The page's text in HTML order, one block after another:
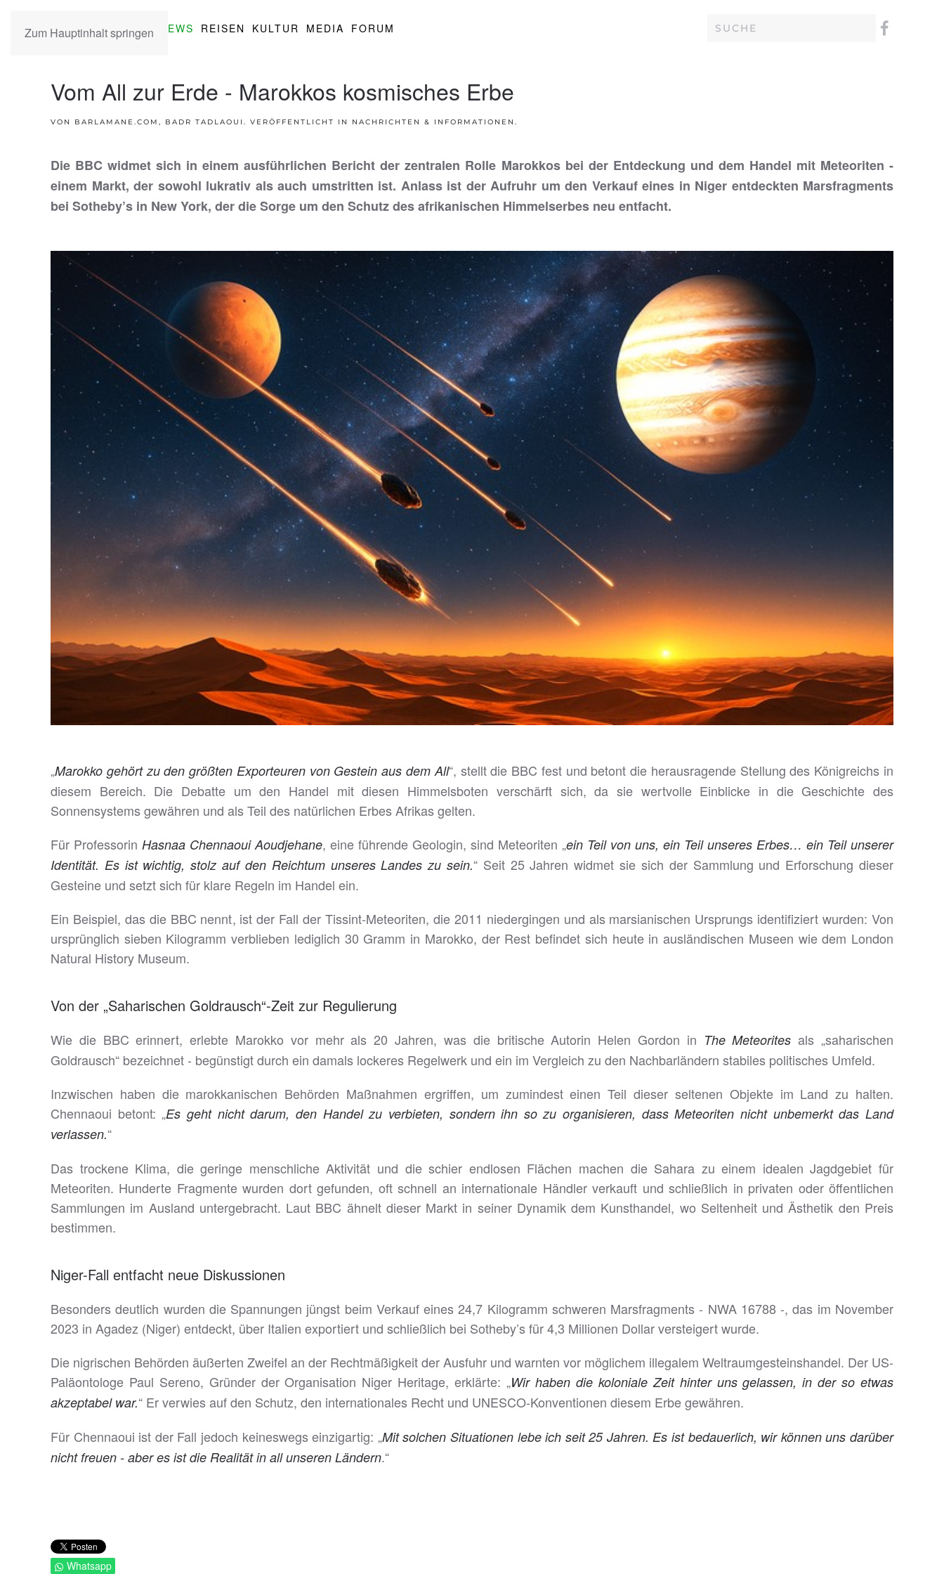
Zum Hauptinhalt springen NEWS REISEN KULTUR MEDIA FORUM
Vom All zur Erde - Marokkos kosmisches Erbe
VON BARLAMANE.COM, BADR TADLAOUI. VERÖFFENTLICHT IN NACHRICHTEN & INFORMATIONEN .
Die BBC widmet sich in einem ausführlichen Bericht der zentralen Rolle Marokkos bei der Entdeckung und dem Handel mit Meteoriten -
einem Markt, der sowohl lukrativ als auch umstritten ist. Anlass ist der Aufruhr um den Verkauf eines in Niger entdeckten Marsfragments
bei Sotheby’s in New York, der die Sorge um den Schutz des afrikanischen Himmelserbes neu entfacht.
„Marokko gehört zu den größten Exporteuren von Gestein aus dem All“, stellt die BBC fest und betont die herausragende Stellung des Königreichs in
diesem Bereich. Die Debatte um den Handel mit diesen Himmelsboten verschärft sich, da sie wertvolle Einblicke in die Geschichte des
Sonnensystems gewähren und als Teil des natürlichen Erbes Afrikas gelten.
Für Professorin Hasnaa Chennaoui Aoudjehane, eine führende Geologin, sind Meteoriten „ein Teil von uns, ein Teil unseres Erbes… ein Teil unserer
Identität. Es ist wichtig, stolz auf den Reichtum unseres Landes zu sein.“ Seit 25 Jahren widmet sie sich der Sammlung und Erforschung dieser
Gesteine und setzt sich für klare Regeln im Handel ein.
Ein Beispiel, das die BBC nennt, ist der Fall der Tissint-Meteoriten, die 2011 niedergingen und als marsianischen Ursprungs identifiziert wurden: Von
ursprünglich sieben Kilogramm verblieben lediglich 30 Gramm in Marokko, der Rest befindet sich heute in ausländischen Museen wie dem London
Natural History Museum.
Von der „Saharischen Goldrausch“-Zeit zur Regulierung
Wie die BBC erinnert, erlebte Marokko vor mehr als 20 Jahren, was die britische Autorin Helen Gordon in The Meteorites als „saharischen
Goldrausch“ bezeichnet - begünstigt durch ein damals lockeres Regelwerk und ein im Vergleich zu den Nachbarländern stabiles politisches Umfeld.
Inzwischen haben die marokkanischen Behörden Maßnahmen ergriffen, um zumindest einen Teil dieser seltenen Objekte im Land zu halten.
Chennaoui betont: „Es geht nicht darum, den Handel zu verbieten, sondern ihn so zu organisieren, dass Meteoriten nicht unbemerkt das Land
verlassen.“
Das trockene Klima, die geringe menschliche Aktivität und die schier endlosen Flächen machen die Sahara zu einem idealen Jagdgebiet für
Meteoriten. Hunderte Fragmente wurden dort gefunden, oft schnell an internationale Händler verkauft und schließlich in privaten oder öffentlichen
Sammlungen im Ausland untergebracht. Laut BBC ähnelt dieser Markt in seiner Dynamik dem Kunsthandel, wo Seltenheit und Ästhetik den Preis
bestimmen.
Niger-Fall entfacht neue Diskussionen
Besonders deutlich wurden die Spannungen jüngst beim Verkauf eines 24,7 Kilogramm schweren Marsfragments - NWA 16788 -, das im November
2023 in Agadez (Niger) entdeckt, über Italien exportiert und schließlich bei Sotheby’s für 4,3 Millionen Dollar versteigert wurde.
Die nigrischen Behörden äußerten Zweifel an der Rechtmäßigkeit der Ausfuhr und warnten vor möglichem illegalem Weltraumgesteinshandel. Der US-
Paläontologe Paul Sereno, Gründer der Organisation Niger Heritage, erklärte: „Wir haben die koloniale Zeit hinter uns gelassen, in der so etwas
akzeptabel war.“ Er verwies auf den Schutz, den internationales Recht und UNESCO-Konventionen diesem Erbe gewähren.
Für Chennaoui ist der Fall jedoch keineswegs einzigartig: „Mit solchen Situationen lebe ich seit 25 Jahren. Es ist bedauerlich, wir können uns darüber
nicht freuen - aber es ist die Realität in all unseren Ländern.“
Whatsapp